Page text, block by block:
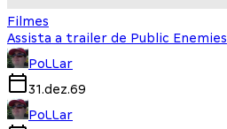
Filmes
Assista a trailer de Public Enemies
PoLLar
31.dez.69
PoLLar